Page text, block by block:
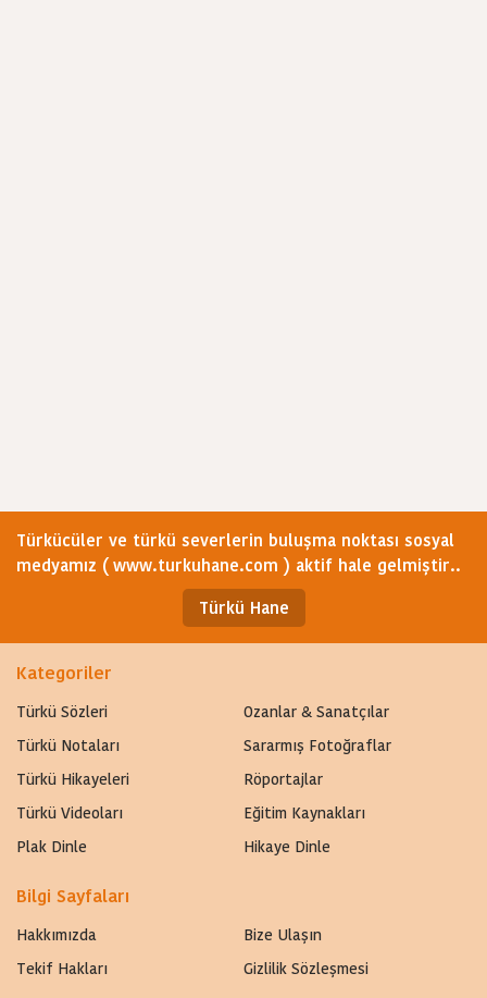
Türkücüler ve türkü severlerin buluşma noktası sosyal
medyamız ( www.turkuhane.com ) aktif hale gelmiştir..
Türkü Hane
Kategoriler
Türkü Sözleri
Ozanlar & Sanatçılar
Türkü Notaları
Sararmış Fotoğraflar
Türkü Hikayeleri
Röportajlar
Türkü Videoları
Eğitim Kaynakları
Plak Dinle
Hikaye Dinle
Bilgi Sayfaları
Hakkımızda
Bize Ulaşın
Tekif Hakları
Gizlilik Sözleşmesi